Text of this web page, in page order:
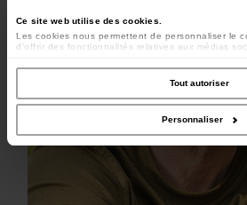
Ce site web utilise des cookies.
Les cookies nous permettent de personnaliser le
d'offrir des fonctionnalités relatives aux médias
avec nos partenaires de médias sociaux, de
combiner celles-ci avec d'autres informations que
qu'ils ont collectées lors de votre utilisation de
Tout autoriser
Personnaliser